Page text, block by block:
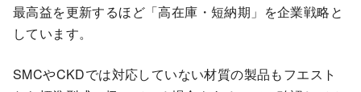
最高益を更新するほど「高在庫・短納期」を企業戦略と
しています。
SMCやCKDでは対応していない材質の製品もフエスト